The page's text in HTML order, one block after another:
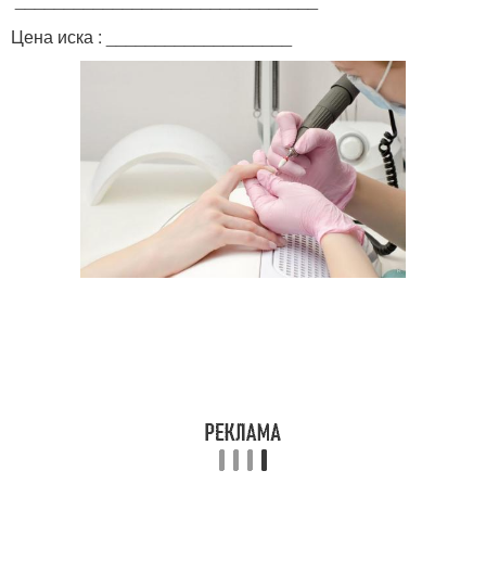
Цена иска : ___________________